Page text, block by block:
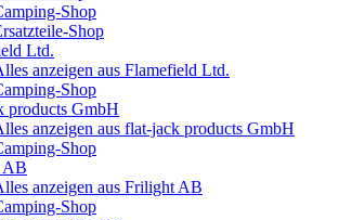
Shop
Shop
Ltd.
anzeigen aus Flamefield Ltd.
Shop
products GmbH
anzeigen aus flat-jack products GmbH
Shop
AB
anzeigen aus Frilight AB
Shop